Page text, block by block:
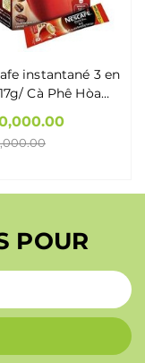
instantané 3 en
Cà Phê Hòa
POUR